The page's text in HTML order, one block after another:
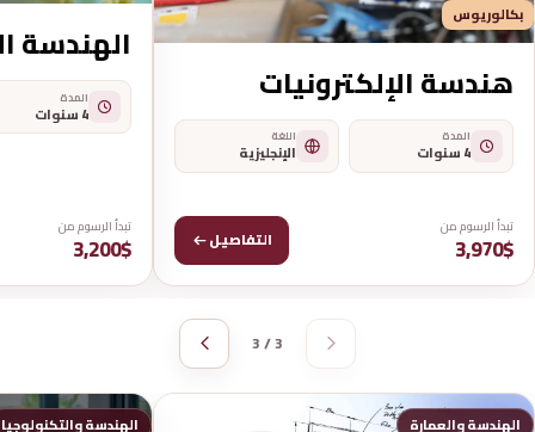
بكالوريوس
هندسة الإلكترونيات
المدة
4 سنوات
اللغة
الإنجليزية
تبدأ الرسوم من
3,970$ التفاصيل
الهندسة
المدة
4 سنوات
تبدأ الرسوم من
3,200$
3 / 3
الهندسة والعمارة الهندسة والتكنولوجيا